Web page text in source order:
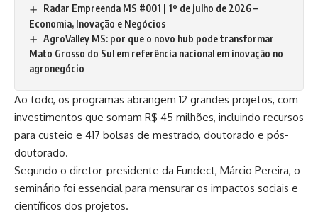
Radar Empreenda MS #001 | 1º de julho de 2026 –
Economia, Inovação e Negócios
AgroValley MS: por que o novo hub pode transformar
Mato Grosso do Sul em referência nacional em inovação no
agronegócio
Ao todo, os programas abrangem 12 grandes projetos, com
investimentos que somam R$ 45 milhões, incluindo recursos
para custeio e 417 bolsas de mestrado, doutorado e pós-
doutorado.
Segundo o diretor-presidente da Fundect, Márcio Pereira, o
seminário foi essencial para mensurar os impactos sociais e
científicos dos projetos.